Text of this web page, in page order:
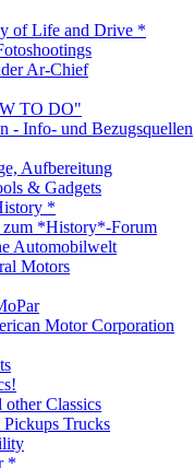
of Life and Drive *
Ar-Chief
TO DO"
- Info- und Bezugsquellen
Aufbereitung
& Gadgets
*
zum *History*-Forum
Automobilwelt
Motors
Motor Corporation
other Classics
Trucks
*